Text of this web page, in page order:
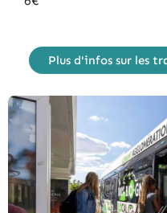
Plus d'infos sur les